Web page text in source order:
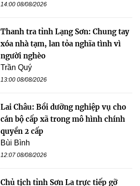
14:00 08/08/2026
Thanh tra tỉnh Lạng Sơn: Chung tay
xóa nhà tạm, lan tỏa nghĩa tình vì
người nghèo
Trần Quý
13:00 08/08/2026
Lai Châu: Bồi dưỡng nghiệp vụ cho
cán bộ cấp xã trong mô hình chính
quyền 2 cấp
Bùi Bình
12:07 08/08/2026
Chủ tịch tỉnh Sơn La trực tiếp gỡ